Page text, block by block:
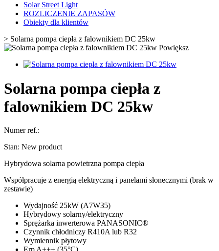
Solar Street Light
ROZLICZENIE ZAPASÓW
Obiekty dla klientów
> Solarna pompa ciepła z falownikiem DC 25kw
Powiększ
Solarna pompa ciepła z
falownikiem DC 25kw
Numer ref.:
Stan: New product
Hybrydowa solarna powietrzna pompa ciepła
Współpracuje z energią elektryczną i panelami słonecznymi (brak w
zestawie)
Wydajność 25kW (A7W35)
Hybrydowy solarny/elektryczny
Sprężarka inwerterowa PANASONIC®
Czynnik chłodniczy R410A lub R32
Wymiennik płytowy